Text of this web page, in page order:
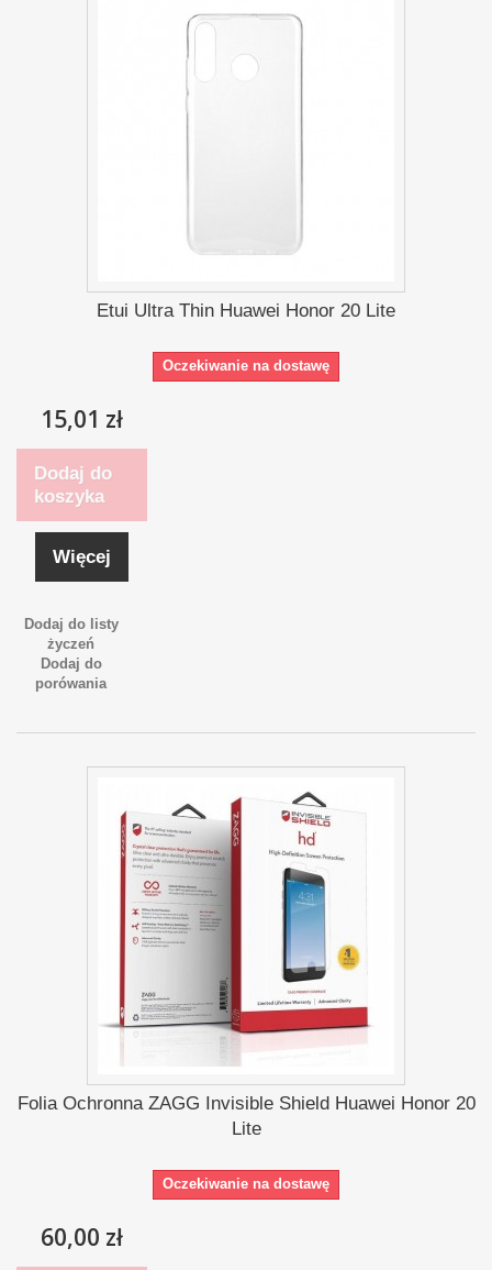
Etui Ultra Thin Huawei Honor 20 Lite
Oczekiwanie na dostawę
15,01 zł
Dodaj do
koszyka
Więcej
Dodaj do listy
życzeń
Dodaj do
porówania
Folia Ochronna ZAGG Invisible Shield Huawei Honor 20
Lite
Oczekiwanie na dostawę
60,00 zł